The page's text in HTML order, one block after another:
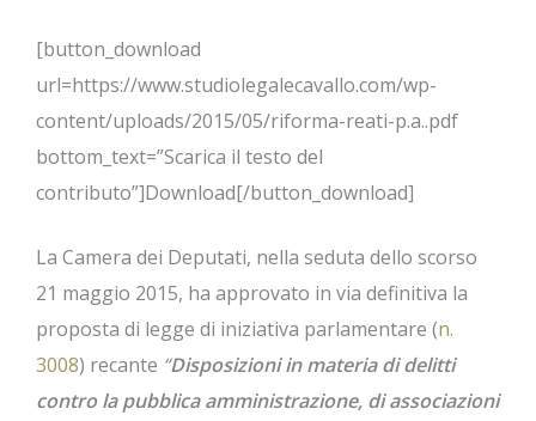
[button_download
url=https://www.studiolegalecavallo.com/wp-
content/uploads/2015/05/riforma-reati-p.a..pdf
bottom_text=”Scarica il testo del
contributo”]Download[/button_download]
La Camera dei Deputati, nella seduta dello scorso
21 maggio 2015, ha approvato in via definitiva la
proposta di legge di iniziativa parlamentare (n.
3008) recante “Disposizioni in materia di delitti
contro la pubblica amministrazione, di associazioni